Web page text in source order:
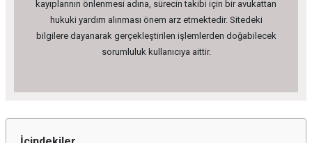
kayıplarının önlenmesi adına, sürecin takibi için bir avukattan
hukuki yardım alınması önem arz etmektedir. Sitedeki
bilgilere dayanarak gerçekleştirilen işlemlerden doğabilecek
sorumluluk kullanıcıya aittir.